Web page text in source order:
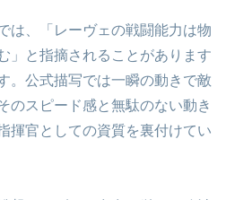
は、「レーヴェの戦闘能力は物
」と指摘されることがあります
。公式描写では一瞬の動きで敵
のスピード感と無駄のない動き
揮官としての資質を裏付けてい